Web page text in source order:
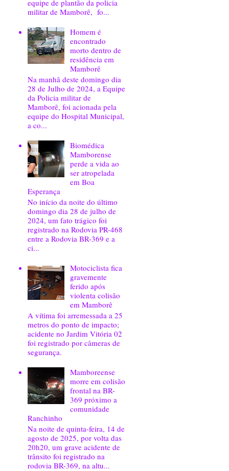
equipe de plantão da policia
militar de Mamborê, fo...
Homem é
encontrado
morto dentro de
residência em
Mamborê
Na manhã deste domingo dia
28 de Julho de 2024, a Equipe
da Policia militar de
Mamborê, foi acionada pela
equipe do Hospital Municipal,
a co...
Biomédica
Mamborense
perde a vida ao
ser atropelada
em Boa
Esperança
No início da noite do último
domingo dia 28 de julho de
2024, um fato trágico foi
registrado na Rodovia PR-468
entre a Rodovia BR-369 e a
ci...
Motociclista fica
gravemente
ferido após
violenta colisão
em Mamborê
A vítima foi arremessada a 25
metros do ponto de impacto;
acidente no Jardim Vitória 02
foi registrado por câmeras de
segurança.
Mamboreense
morre em colisão
frontal na BR-
369 próximo a
comunidade
Ranchinho
Na noite de quinta-feira, 14 de
agosto de 2025, por volta das
20h20, um grave acidente de
trânsito foi registrado na
rodovia BR-369, na altu...